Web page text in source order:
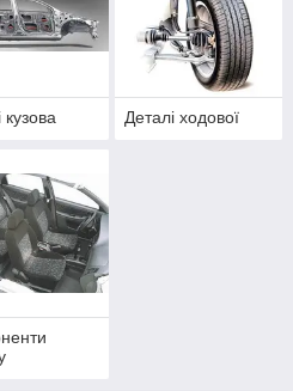
кузова Деталі ходової